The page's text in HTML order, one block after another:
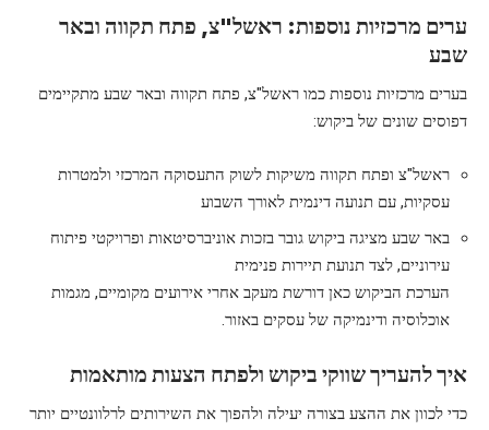
ערים מרכזיות נוספות: ראשל"צ, פתח תקווה ובאר
שבע
בערים מרכזיות נוספות כמו ראשל"צ, פתח תקווה ובאר שבע מתקיימים
דפוסים שונים של ביקוש:
ראשל"צ ופתח תקווה משיקות לשוק התעסוקה המרכזי ולמטרות
עסקיות, עם תנועה דינמית לאורך השבוע
באר שבע מציגה ביקוש גובר בזכות אוניברסיטאות ופרויקטי פיתוח
עירוניים, לצד תנועת תיירות פנימית
הערכת הביקוש כאן דורשת מעקב אחרי אירועים מקומיים, מגמות
אוכלוסיה ודינמיקה של עסקים באזור.
איך להעריך שווקי ביקוש ולפתח הצעות מותאמות
כדי לכוון את ההצע בצורה יעילה ולהפוך את השירותים לרלוונטיים יותר